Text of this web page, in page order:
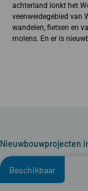
achterland lonkt het
veenweidegebied van
wandelen, fietsen en
molens. En er is
Nieuwbouwprojecten
Beschikbaar